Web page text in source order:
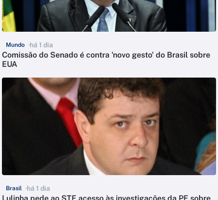
Mundo há 1 dia
Comissão do Senado é contra 'novo gesto' do Brasil sobre
EUA
Brasil há 1 dia